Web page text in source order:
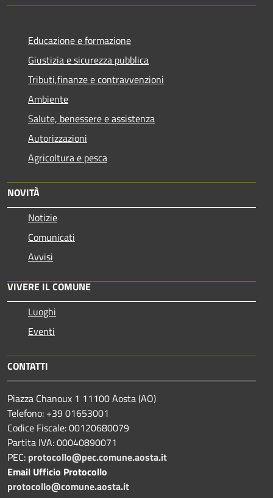
Educazione e formazione
Giustizia e sicurezza pubblica
Tributi,finanze e contravvenzioni
Ambiente
Salute, benessere e assistenza
Autorizzazioni
Agricoltura e pesca
NOVITÀ
Notizie
Comunicati
Avvisi
VIVERE IL COMUNE
Luoghi
Eventi
CONTATTI
Piazza Chanoux 1 11100 Aosta (AO)
Telefono: +39 01653001
Codice Fiscale: 00120680079
Partita IVA: 00040890071
PEC: protocollo@pec.comune.aosta.it
Email Ufficio Protocollo
protocollo@comune.aosta.it